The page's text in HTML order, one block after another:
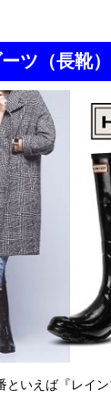
ツ（長靴）
といえば『レイ